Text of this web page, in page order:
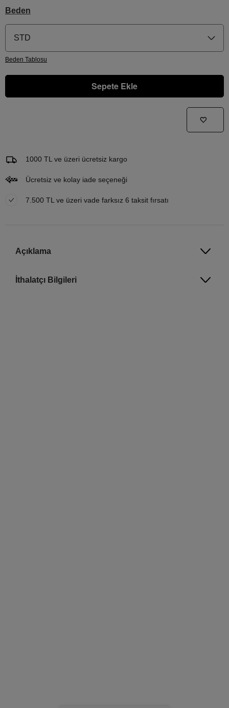
Beden
STD
Beden Tablosu
Sepete Ekle
Email Adresi
1000 TL ve üzeri ücretsiz kargo
Ücretsiz ve kolay iade seçeneği
7.500 TL ve üzeri vade farksız 6 taksit fırsatı
Açıklama
İthalatçı Bilgileri